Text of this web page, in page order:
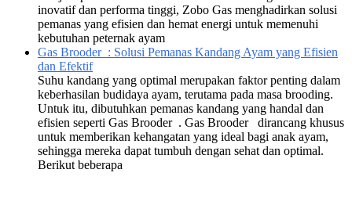
inovatif dan performa tinggi, Zobo Gas menghadirkan solusi
pemanas yang efisien dan hemat energi untuk memenuhi
kebutuhan peternak ayam
Gas Brooder : Solusi Pemanas Kandang Ayam yang Efisien
dan Efektif
Suhu kandang yang optimal merupakan faktor penting dalam
keberhasilan budidaya ayam, terutama pada masa brooding.
Untuk itu, dibutuhkan pemanas kandang yang handal dan
efisien seperti Gas Brooder . Gas Brooder dirancang khusus
untuk memberikan kehangatan yang ideal bagi anak ayam,
sehingga mereka dapat tumbuh dengan sehat dan optimal.
Berikut beberapa